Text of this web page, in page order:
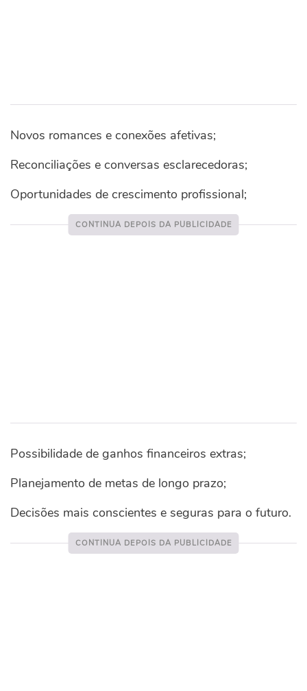
Novos romances e conexões afetivas;
Reconciliações e conversas esclarecedoras;
Oportunidades de crescimento profissional;
Possibilidade de ganhos financeiros extras;
Planejamento de metas de longo prazo;
Decisões mais conscientes e seguras para o futuro.